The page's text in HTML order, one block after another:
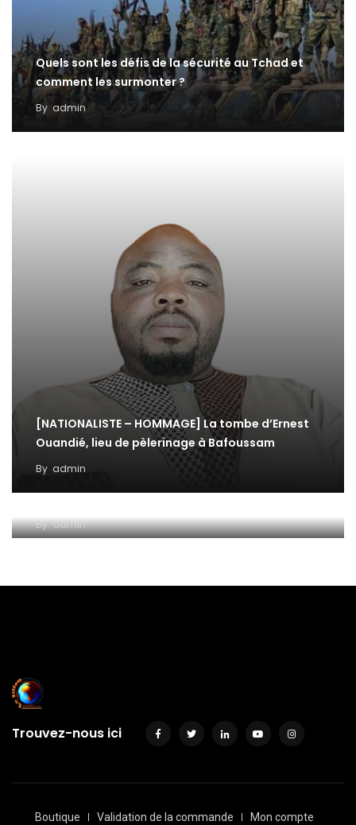
Quels sont les défis de la sécurité au Tchad et
comment les surmonter ?
By admin
[NATIONALISTE – HOMMAGE] La tombe d’Ernest
Ouandié, lieu de pèlerinage à Bafoussam
By admin
Bien poser un problème, c’est déjà commencer à
Byadmin
Trouvez-nous ici
Boutique Validation de la commande Mon compte